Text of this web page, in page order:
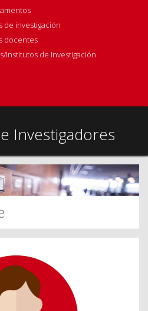
de investigación
docentes
Institutos de Investigación
Investigadores